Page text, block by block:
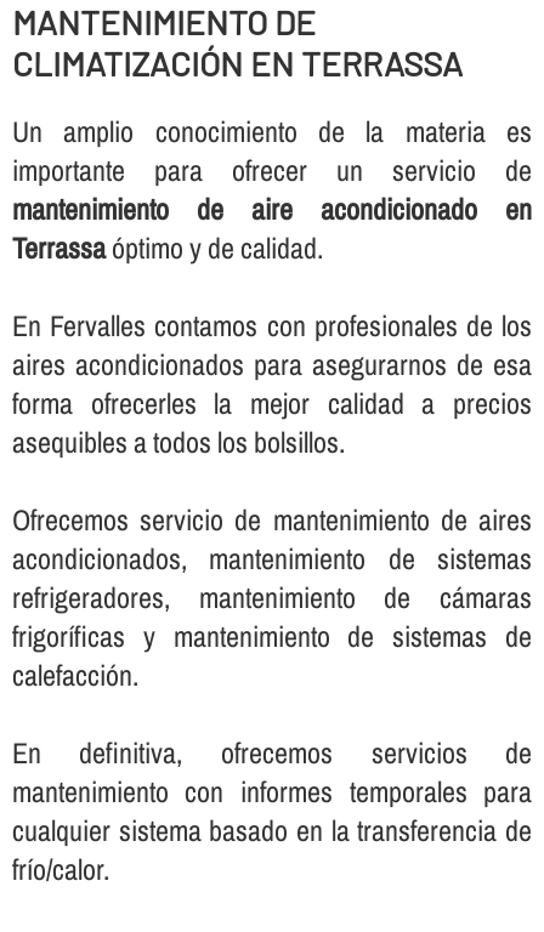
MANTENIMIENTO DE
CLIMATIZACIÓN EN TERRASSA
Un amplio conocimiento de la materia es
importante para ofrecer un servicio de
mantenimiento de aire acondicionado en
Terrassaóptimo y de calidad.
En Fervalles contamos con profesionales de los
aires acondicionados para asegurarnos de esa
forma ofrecerles la mejor calidad a precios
asequibles a todos los bolsillos.
Ofrecemos servicio de mantenimiento de aires
acondicionados, mantenimiento de sistemas
refrigeradores, mantenimiento de cámaras
frigorí­ficas y mantenimiento de sistemas de
calefacción.
En definitiva, ofrecemos servicios de
mantenimiento con informes temporales para
cualquier sistema basado en la transferencia de
frí­o/calor.